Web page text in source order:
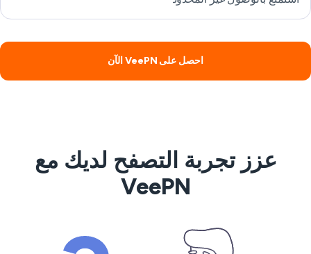
احصل على VeePN الآن
عزز تجربة التصفح لديك مع
VeePN